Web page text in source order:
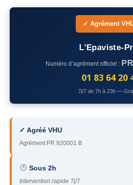
voiture accidentée
75– Paris
78– Yvelines
93– Seine-Saint-Denis
95– Val d’Oise
✓ Agrément
L’Epaviste-
Numéro d’agrément officiel :
01 83 64 20
7j/7 de 7h à 23h —
✓ Agréé VHU
Agrément PR 920001 B
Sous 2h
Intervention rapide 7j/7